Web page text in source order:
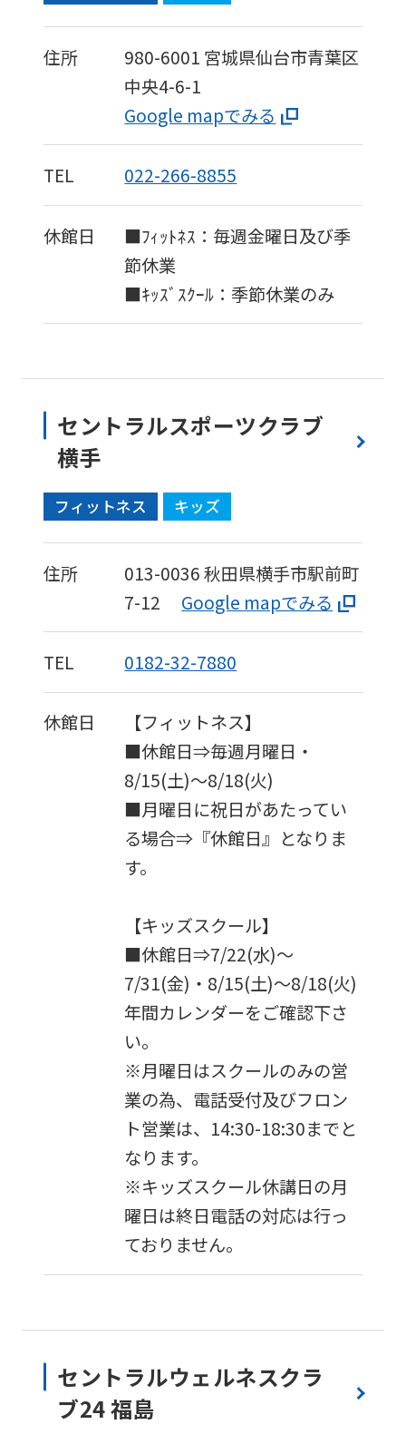
住所 980-6001 宮城県仙台市青葉区
中央4-6-1
Google mapでみる
TEL 022-266-8855
休館日
■ﾌｨｯﾄﾈｽ：毎週金曜日及び季
節休業
■ｷｯｽﾞｽｸｰﾙ：季節休業のみ
セントラルスポーツクラブ
横手
フィットネス キッズ
住所 013-0036秋田県横手市駅前町
7-12
Google mapでみる
TEL 0182-32-7880
休館日
【フィットネス】
■休館日⇒毎週月曜日・
8/15(土)～8/18(火)
■月曜日に祝日があたってい
る場合⇒『休館日』となりま
す。
【キッズスクール】
■休館日⇒7/22(水)～
7/31(金)・8/15(土)～8/18(火)
年間カレンダーをご確認下さ
い。
※月曜日はスクールのみの営
業の為、電話受付及びフロン
ト営業は、14:30-18:30までと
なります。
※キッズスクール休講日の月
曜日は終日電話の対応は行っ
ておりません。
セントラルウェルネスクラ
ブ24 福島